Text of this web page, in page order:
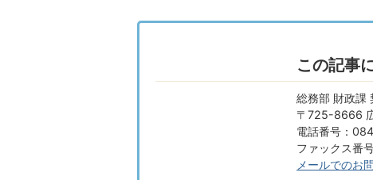
この記事
総務部 財政課
〒725-8666
電話番号：
ファックス番
メールでのお